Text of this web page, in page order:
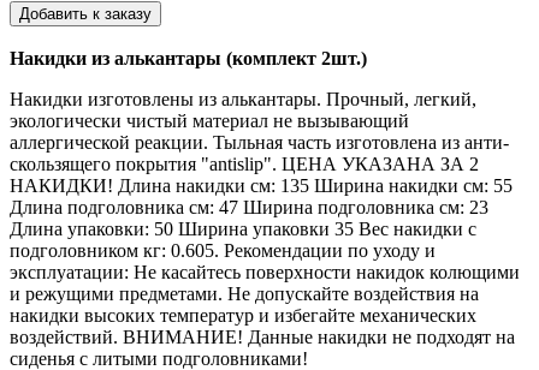
Добавить к заказу
Накидки из алькантары (комплект 2шт.)
Накидки изготовлены из алькантары. Прочный, легкий,
экологически чистый материал не вызывающий
аллергической реакции. Тыльная часть изготовлена из анти-
скользящего покрытия "antislip". ЦЕНА УКАЗАНА ЗА 2
НАКИДКИ! Длина накидки см: 135 Ширина накидки см: 55
Длина подголовника см: 47 Ширина подголовника см: 23
Длина упаковки: 50 Ширина упаковки 35 Вес накидки с
подголовником кг: 0.605. Рекомендации по уходу и
эксплуатации: Не касайтесь поверхности накидок колющими
и режущими предметами. Не допускайте воздействия на
накидки высоких температур и избегайте механических
воздействий. ВНИМАНИЕ! Данные накидки не подходят на
сиденья с литыми подголовниками!